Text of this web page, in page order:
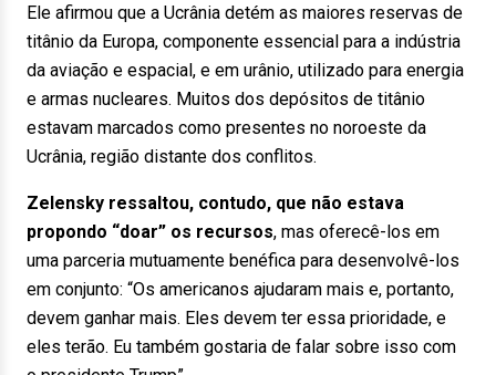
Ele afirmou que a Ucrânia detém as maiores reservas de
titânio da Europa, componente essencial para a indústria
da aviação e espacial, e em urânio, utilizado para energia
e armas nucleares. Muitos dos depósitos de titânio
estavam marcados como presentes no noroeste da
Ucrânia, região distante dos conflitos.
Zelensky ressaltou, contudo, que não estava
propondo “doar” os recursos, mas oferecê-los em
uma parceria mutuamente benéfica para desenvolvê-los
em conjunto: “Os americanos ajudaram mais e, portanto,
devem ganhar mais. Eles devem ter essa prioridade, e
eles terão. Eu também gostaria de falar sobre isso com